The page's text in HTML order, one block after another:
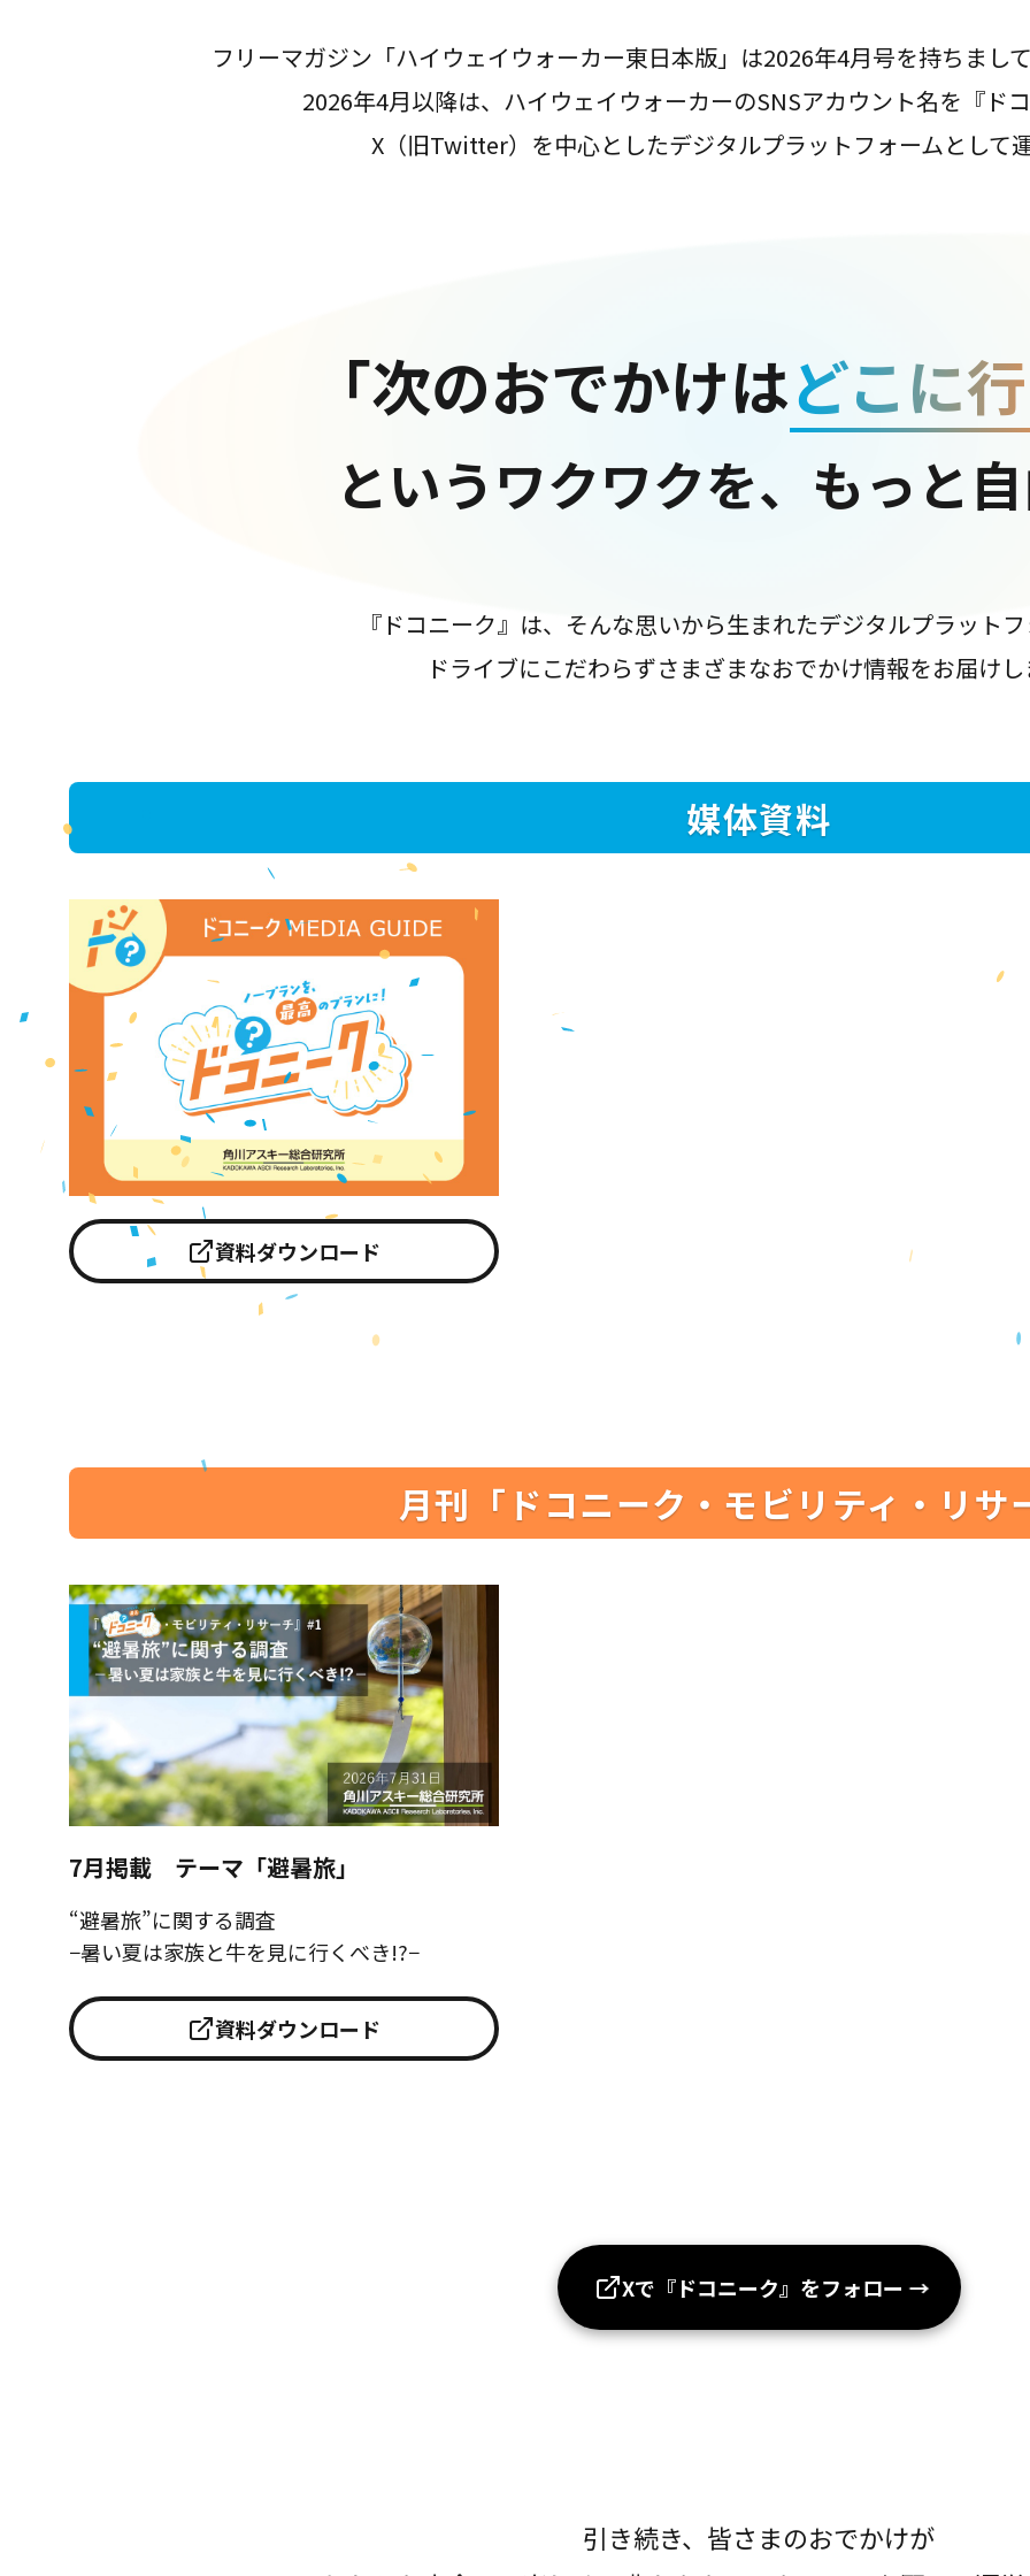
フリーマガジン「ハイウェイウォーカー東日本版」は2026年4月号を持ちまし
2026年4月以降は、ハイウェイウォーカーのSNSアカウント名を『ド
X（旧Twitter）を中心としたデジタルプラットフォームとして
「次のおでかけはどこに
というワクワクを、もっと
『ドコニーク』は、そんな思いから生まれたデジタルプラット
ドライブにこだわらずさまざまなおでかけ情報をお届け
媒体資料
資料ダウンロード
月刊「ドコニーク・モビリティ・リサ
7月掲載 テーマ「避暑旅」
“避暑旅”に関する調査
−暑い夏は家族と牛を見に行くべき!?−
資料ダウンロード
Xで『ドコニーク』をフォロー →
引き続き、皆さまのおでかけが